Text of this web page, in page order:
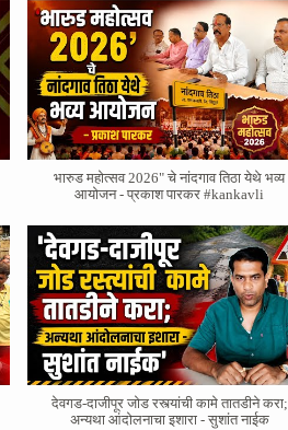
भारुड महोत्सव 2026" चे नांदगाव तिठा येथे भव्य
आयोजन - प्रकाश पारकर #kankavli
देवगड-दाजीपूर जोड रस्त्यांची कामे तातडीने करा;
अन्यथा आंदोलनाचा इशारा - सुशांत नाईक